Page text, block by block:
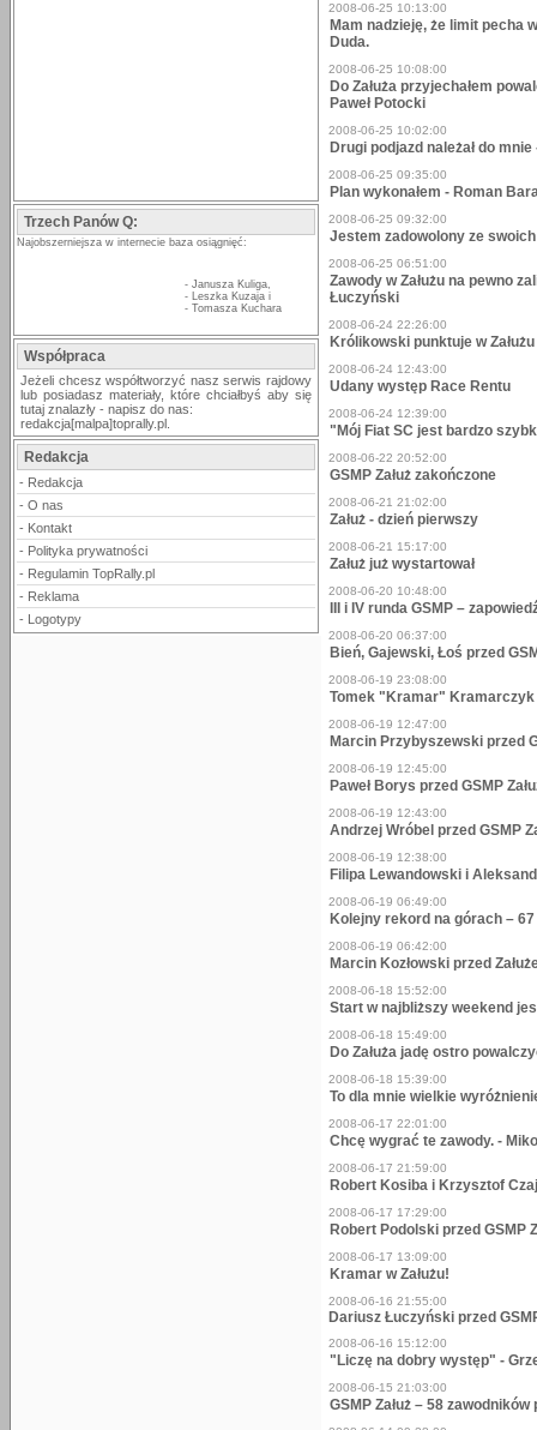
Trzech Panów Q:
Najobszerniejsza w internecie baza osiągnięć:
- Janusza Kuliga,
- Leszka Kuzaja i
- Tomasza Kuchara
Współpraca
Jeżeli chcesz współtworzyć nasz serwis rajdowy
lub posiadasz materiały, które chciałbyś aby się
tutaj znalazły - napisz do nas:
redakcja[malpa]toprally.pl.
Redakcja
- Redakcja
- O nas
- Kontakt
- Polityka prywatności
- Regulamin TopRally.pl
- Reklama
- Logotypy
2008-06-25 10:13:00
Mam nadzieję, że limit pecha
Duda.
2008-06-25 10:08:00
Do Załuża przyjechałem
Paweł Potocki
2008-06-25 10:02:00
Drugi podjazd należał do
2008-06-25 09:35:00
Plan wykonałem - Roman
2008-06-25 09:32:00
Jestem zadowolony ze
2008-06-25 06:51:00
Zawody w Załużu na pewno
Łuczyński
2008-06-24 22:26:00
Królikowski punktuje w Załużu
2008-06-24 12:43:00
Udany występ Race Rentu
2008-06-24 12:39:00
"Mój Fiat SC jest bardzo
2008-06-22 20:52:00
GSMP Załuż zakończone
2008-06-21 21:02:00
Załuż - dzień pierwszy
2008-06-21 15:17:00
Załuż już wystartował
2008-06-20 10:48:00
III i IV runda GSMP –
2008-06-20 06:37:00
Bień, Gajewski, Łoś przed
2008-06-19 23:08:00
Tomek "Kramar" Kramarczyk
2008-06-19 12:47:00
Marcin Przybyszewski przed
2008-06-19 12:45:00
Paweł Borys przed GSMP
2008-06-19 12:43:00
Andrzej Wróbel przed GSMP
2008-06-19 12:38:00
Filipa Lewandowski i
2008-06-19 06:49:00
Kolejny rekord na górach – 67
2008-06-19 06:42:00
Marcin Kozłowski przed
2008-06-18 15:52:00
Start w najbliższy weekend
2008-06-18 15:49:00
Do Załuża jadę ostro
2008-06-18 15:39:00
To dla mnie wielkie
2008-06-17 22:01:00
Chcę wygrać te zawody. -
2008-06-17 21:59:00
Robert Kosiba i Krzysztof
2008-06-17 17:29:00
Robert Podolski przed GSMP
2008-06-17 13:09:00
Kramar w Załużu!
2008-06-16 21:55:00
Dariusz Łuczyński przed
2008-06-16 15:12:00
"Liczę na dobry występ" -
2008-06-15 21:03:00
GSMP Załuż – 58